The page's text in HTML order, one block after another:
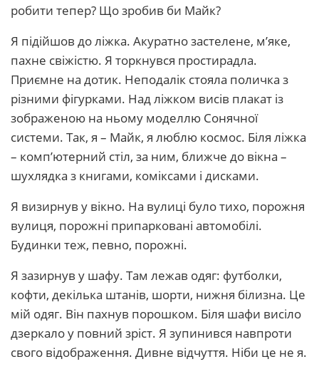
робити тепер? Що зробив би Майк?
Я підійшов до ліжка. Акуратно застелене, м’яке,
пахне свіжістю. Я торкнувся простирадла.
Приємне на дотик. Неподалік стояла поличка з
різними фігурками. Над ліжком висів плакат із
зображеною на ньому моделлю Сонячної
системи. Так, я – Майк, я люблю космос. Біля ліжка
– комп’ютерний стіл, за ним, ближче до вікна –
шухлядка з книгами, коміксами і дисками.
Я визирнув у вікно. На вулиці було тихо, порожня
вулиця, порожні припарковані автомобілі.
Будинки теж, певно, порожні.
Я зазирнув у шафу. Там лежав одяг: футболки,
кофти, декілька штанів, шорти, нижня білизна. Це
мій одяг. Він пахнув порошком. Біля шафи висіло
дзеркало у повний зріст. Я зупинився навпроти
свого відображення. Дивне відчуття. Ніби це не я.